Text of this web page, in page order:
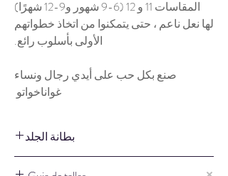
المقاسات 11 و 12 (6-9 شهور و9-12 شهرًا)
لها نعل ناعم ، حتى يتمكنوا من اتخاذ خطواتهم
الأولى بأسلوب رائع.
صنع بكل حب على أيدي رجال ونساء
غواناخواتو
بطانة الجلد